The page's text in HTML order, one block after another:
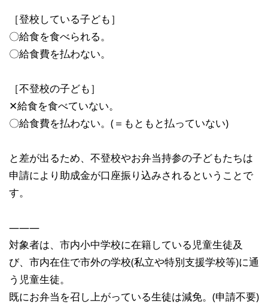
［登校している子ども］
〇給食を食べられる。
〇給食費を払わない。
［不登校の子ども］
✕給食を食べていない。
〇給食費を払わない。(＝もともと払っていない)
と差が出るため、不登校やお弁当持参の子どもたちは
申請により助成金が口座振り込みされるということで
す。
―――
対象者は、市内小中学校に在籍している児童生徒及
び、市内在住で市外の学校(私立や特別支援学校等)に通
う児童生徒。
既にお弁当を召し上がっている生徒は減免。(申請不要)